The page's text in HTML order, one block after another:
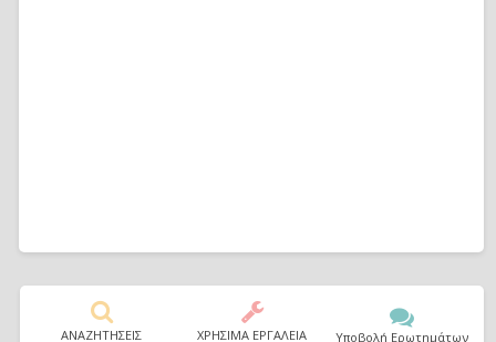
ΑΝΑΖΗΤΗΣΕΙΣ ΧΡΗΣΙΜΑ ΕΡΓΑΛΕΙΑ Υποβολή Ερωτημάτων